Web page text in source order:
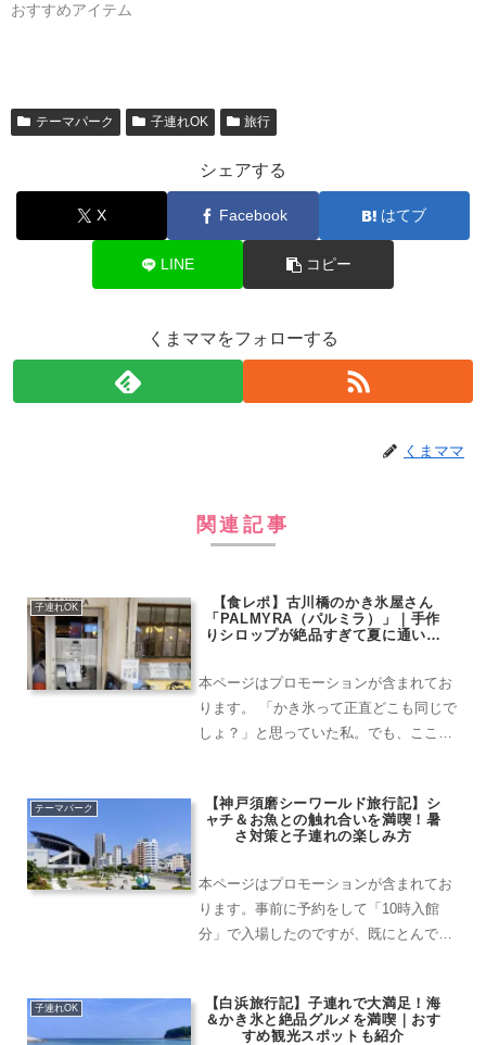
おすすめアイテム
テーマパーク 子連れOK 旅行
シェアする
X Facebook はてブ
LINE コピー
くまママをフォローする
くまママ
関連記事
子連れOK
【食レポ】古川橋のかき氷屋さん
「PALMYRA（パルミラ）」｜手作
りシロップが絶品すぎて夏に通いま
本ページはプロモーションが含まれてお
ります。 「かき氷って正直どこも同じで
しょ？」と思っていた私。でも、ここで
「PALMYRA（パルミラ）」とは？とに
かく特徴的なのは、す...
テーマパーク
【神戸須磨シーワールド旅行記】シ
ャチ＆お魚との触れ合いを満喫！暑
さ対策と子連れの楽しみ方
本ページはプロモーションが含まれてお
ります。事前に予約をして「10時入館
分」で入場したのですが、既にとんでも
だな」と実感しました。館内の様子オー
プンしてからまだ間もない...
子連れOK
【白浜旅行記】子連れで大満足！海
＆かき氷と絶品グルメを満喫｜おす
すめ観光スポットも紹介